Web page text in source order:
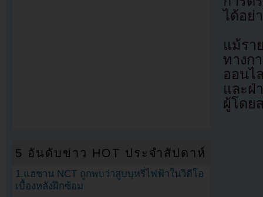
ได้อย่
แม้รา
ทาง
ออนไ
และฝ่
ผู้โดย
5 อันดับข่าว HOT ประจำสัปดาห์
1.แฮชาน NCT ถูกพบว่าสูบบุหรี่ไฟฟ้าในวิดีโอ
เบื้องหลังฝึกซ้อม